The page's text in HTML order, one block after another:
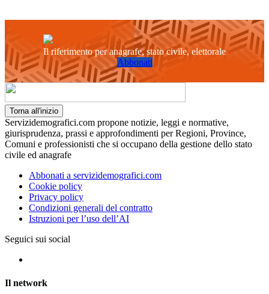
Il riferimento per anagrafe, stato civile, elettorale
Abbonati
Torna all'inizio
Servizidemografici.com propone notizie, leggi e normative,
giurisprudenza, prassi e approfondimenti per Regioni, Province,
Comuni e professionisti che si occupano della gestione dello stato
civile ed anagrafe
Abbonati a servizidemografici.com
Cookie policy
Privacy policy
Condizioni generali del contratto
Istruzioni per l’uso dell’AI
Seguici sui social
Il network